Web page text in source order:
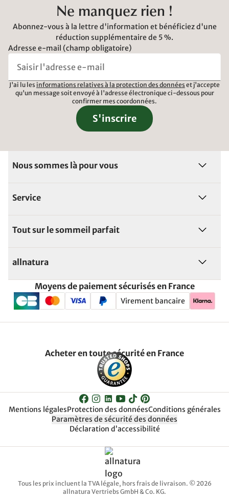
Ne manquez rien !
Abonnez-vous à la lettre d'information et bénéficiez d'une
réduction supplémentaire de 5 %.
Adresse e-mail (champ obligatoire)
J'ai lu les informations relatives à la protection des données et j'accepte
qu'un message soit envoyé à l'adresse électronique ci-dessous pour
confirmer mes coordonnées.
S'inscrire
Nous sommes là pour vous
Service
Tout sur le sommeil parfait
allnatura
Moyens de paiement sécurisés en France
Virement bancaire
Acheter en toute sécurité en France
Mentions légalesProtection des donnéesConditions générales
Paramètres de sécurité des données
Déclaration d’accessibilité
Tous les prix incluent la TVA légale, hors frais de livraison. © 2026
allnatura Vertriebs GmbH & Co. KG.